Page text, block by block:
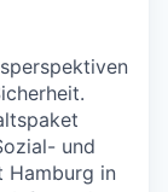
und
Hamburg in